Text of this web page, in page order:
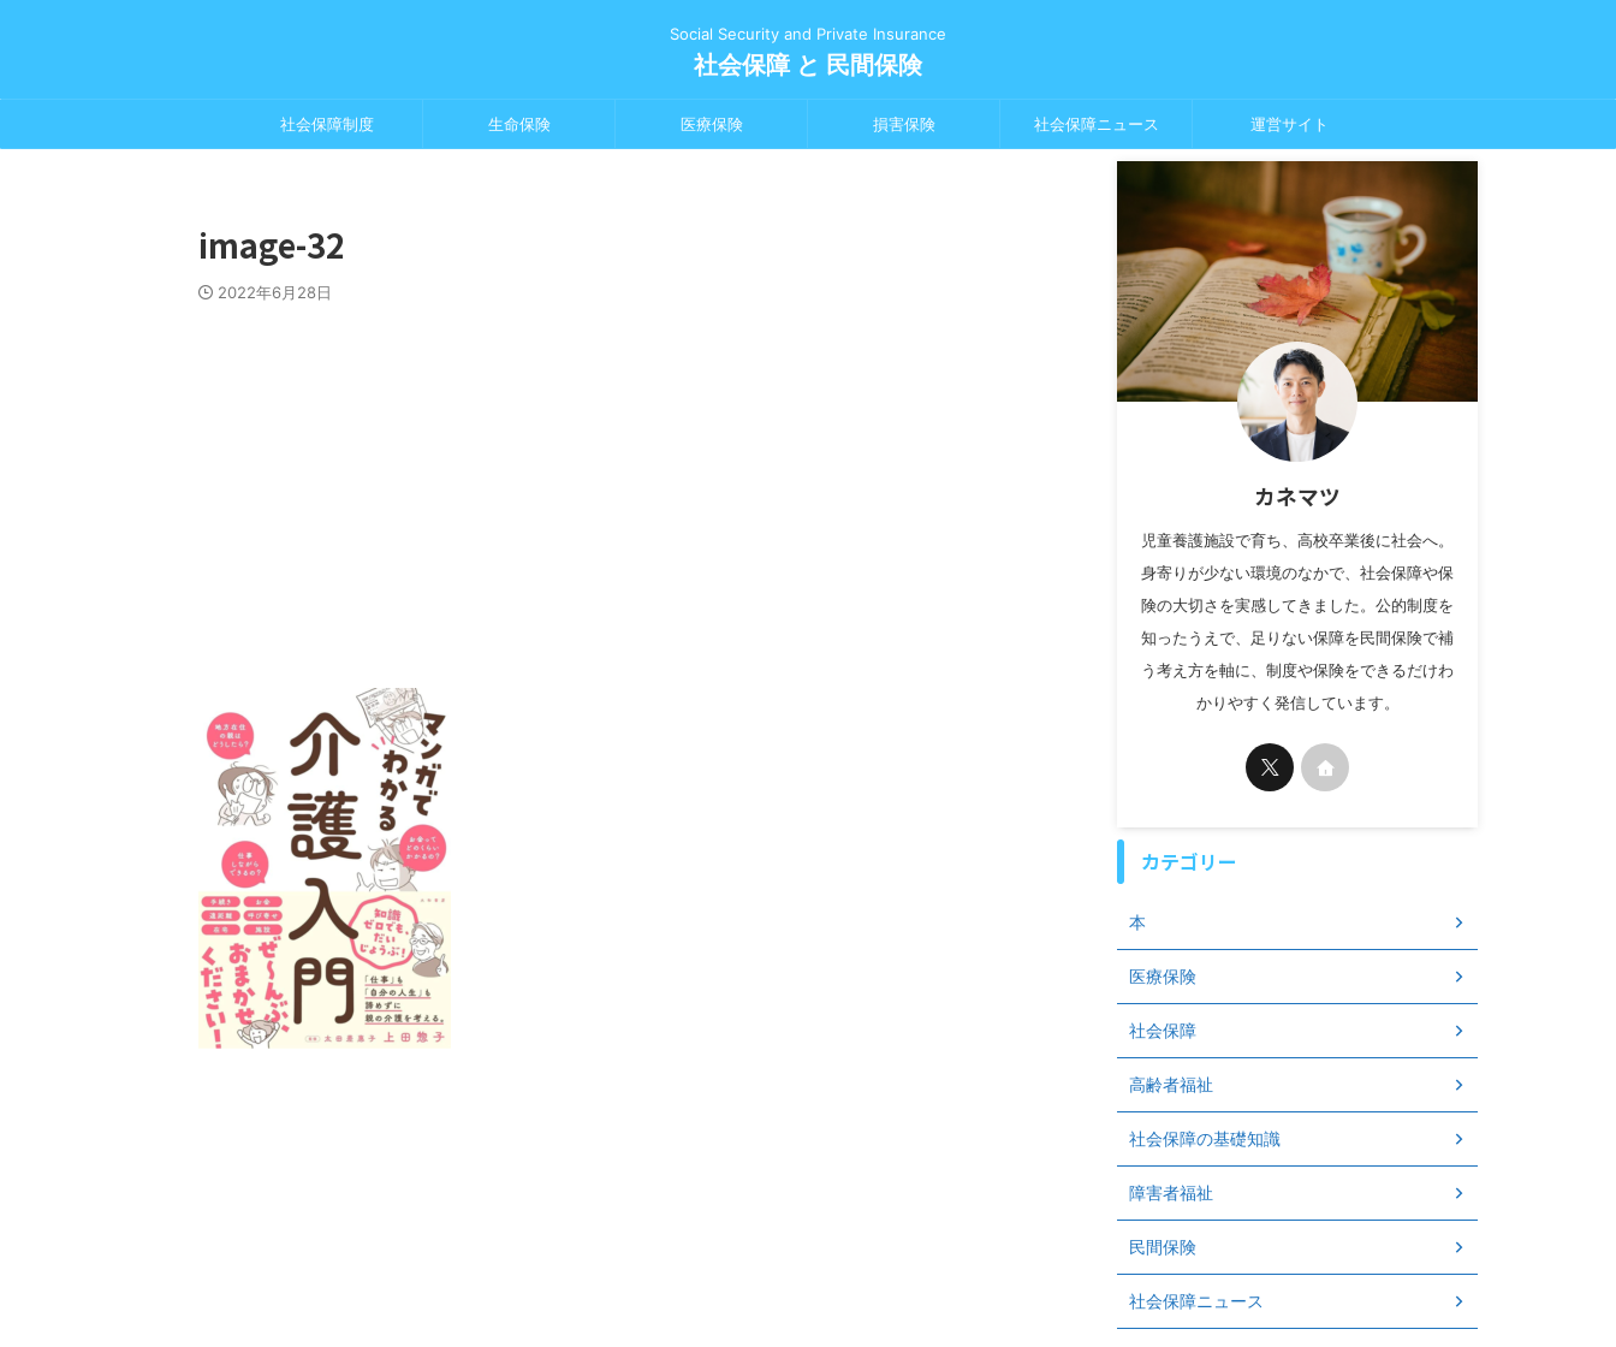
Social Security and Private Insurance
社会保障 と 民間保険
社会保障制度 生命保険 医療保険 損害保険 社会保障ニュース 運営サイト
image-32
2022年6月28日
カネマツ
児童養護施設で育ち、高校卒業後に社会へ。
身寄りが少ない環境のなかで、社会保障や保
険の大切さを実感してきました。公的制度を
知ったうえで、足りない保障を民間保険で補
う考え方を軸に、制度や保険をできるだけわ
かりやすく発信しています。
カテゴリー
本
医療保険
社会保障
高齢者福祉
社会保障の基礎知識
障害者福祉
民間保険
社会保障ニュース